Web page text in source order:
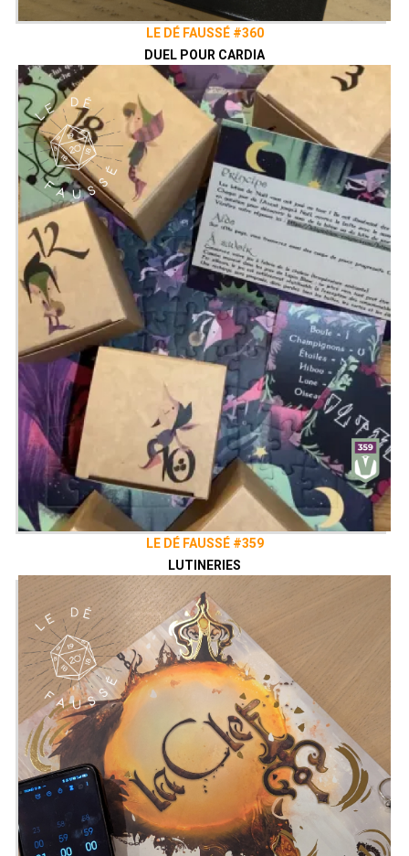
LE DÉ FAUSSÉ #360
DUEL POUR CARDIA
LE DÉ FAUSSÉ #359
LUTINERIES